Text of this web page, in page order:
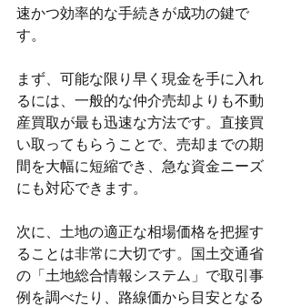
速かつ効率的な手続きが成功の鍵で
す。
まず、可能な限り早く現金を手に入れ
るには、一般的な仲介売却よりも不動
産買取が最も迅速な方法です。直接買
い取ってもらうことで、売却までの期
間を大幅に短縮でき、急な資金ニーズ
にも対応できます。
次に、土地の適正な相場価格を把握す
ることは非常に大切です。国土交通省
の「土地総合情報システム」で取引事
例を調べたり、路線価から目安となる